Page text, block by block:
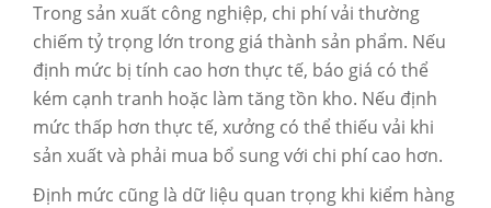
Trong sản xuất công nghiệp, chi phí vải thường
chiếm tỷ trọng lớn trong giá thành sản phẩm. Nếu
định mức bị tính cao hơn thực tế, báo giá có thể
kém cạnh tranh hoặc làm tăng tồn kho. Nếu định
mức thấp hơn thực tế, xưởng có thể thiếu vải khi
sản xuất và phải mua bổ sung với chi phí cao hơn.
Định mức cũng là dữ liệu quan trọng khi kiểm hàng